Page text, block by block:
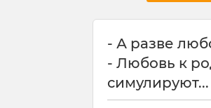
- А разве
- Любовь к
симулируют...